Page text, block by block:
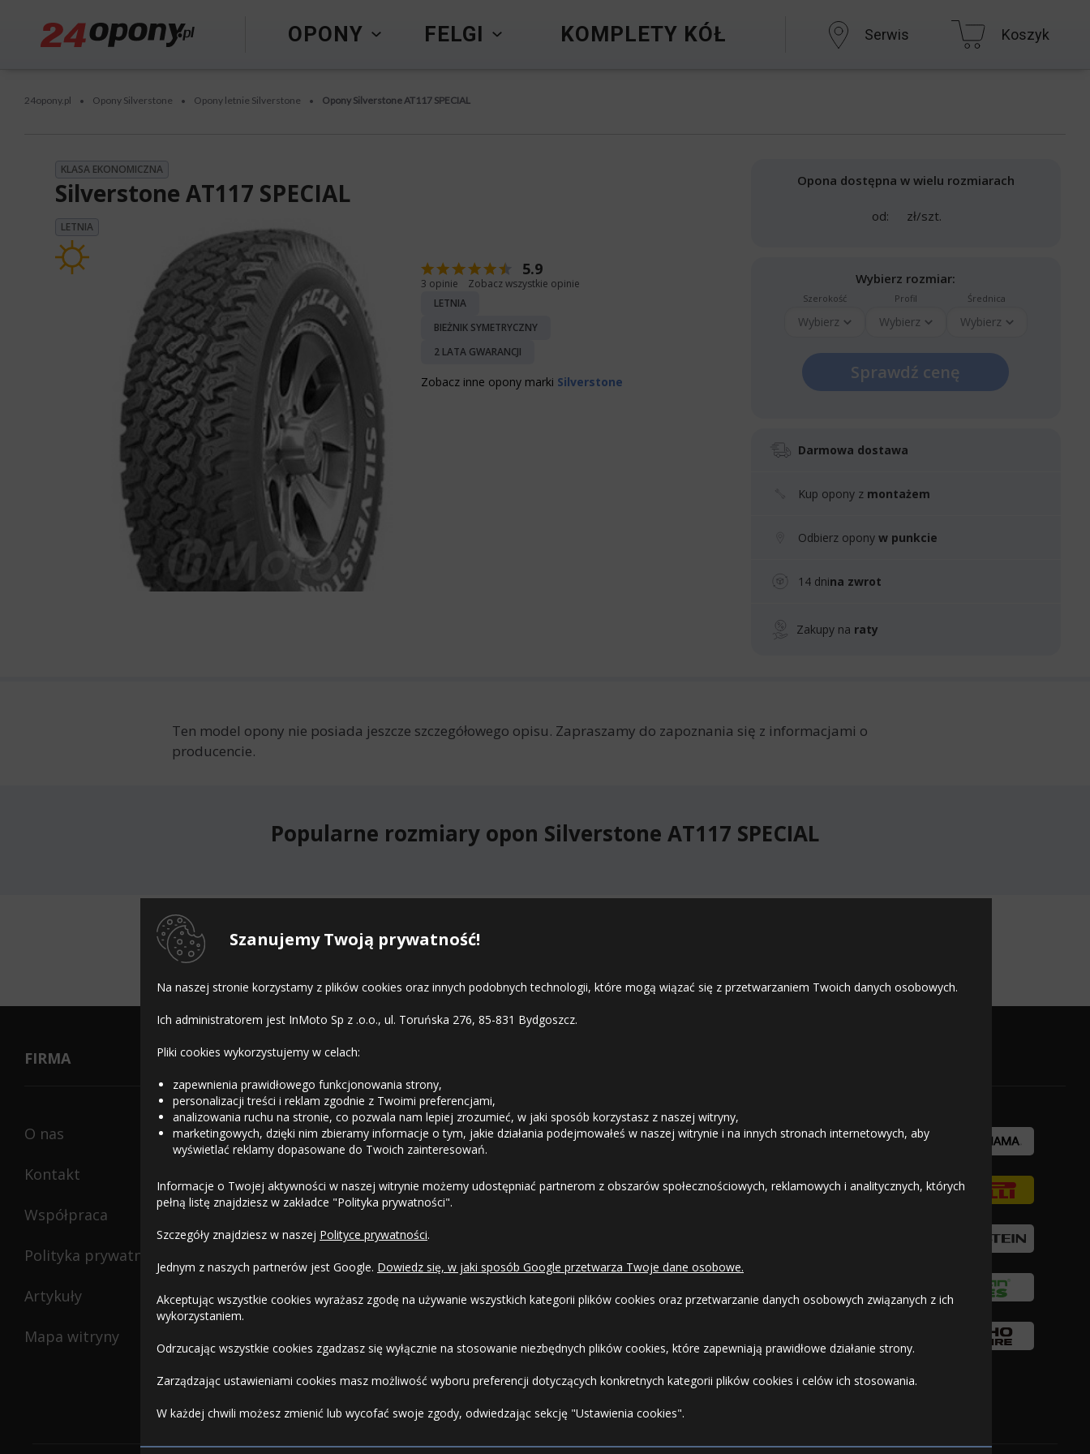
Szanujemy Twoją prywatność!
Na naszej stronie korzystamy z plików cookies oraz innych podobnych technologii, które mogą wiązać się z przetwarzaniem Twoich danych osobowych.
Ich administratorem jest InMoto Sp z .o.o., ul. Toruńska 276, 85-831 Bydgoszcz.
Pliki cookies wykorzystujemy w celach:
zapewnienia prawidłowego funkcjonowania strony,
personalizacji treści i reklam zgodnie z Twoimi preferencjami,
analizowania ruchu na stronie, co pozwala nam lepiej zrozumieć, w jaki sposób korzystasz z naszej witryny,
marketingowych, dzięki nim zbieramy informacje o tym, jakie działania podejmowałeś w naszej witrynie i na innych stronach internetowych, aby
wyświetlać reklamy dopasowane do Twoich zainteresowań.
Informacje o Twojej aktywności w naszej witrynie możemy udostępniać partnerom z obszarów społecznościowych, reklamowych i analitycznych, których
pełną listę znajdziesz w zakładce "Polityka prywatności".
Szczegóły znajdziesz w naszej Polityce prywatności.
Jednym z naszych partnerów jest Google. Dowiedz się, w jaki sposób Google przetwarza Twoje dane osobowe.
Akceptując wszystkie cookies wyrażasz zgodę na używanie wszystkich kategorii plików cookies oraz przetwarzanie danych osobowych związanych z ich
wykorzystaniem.
Odrzucając wszystkie cookies zgadzasz się wyłącznie na stosowanie niezbędnych plików cookies, które zapewniają prawidłowe działanie strony.
Zarządzając ustawieniami cookies masz możliwość wyboru preferencji dotyczących konkretnych kategorii plików cookies i celów ich stosowania.
W każdej chwili możesz zmienić lub wycofać swoje zgody, odwiedzając sekcję "Ustawienia cookies".
OPONY FELGI KOMPLETY KÓŁ Serwis Koszyk
24opony.pl • Opony Silverstone • Opony letnie Silverstone • Opony Silverstone AT117 SPECIAL
KLASA EKONOMICZNA
Silverstone AT117 SPECIAL
LETNIA
Opona dostępna w wielu rozmiarach
od: zł/szt.
Wybierz rozmiar:
Szerokość
Wybierz
Profil
Wybierz
Średnica
Wybierz
Sprawdź cenę
Darmowa dostawa
Kup opony z montażem
Odbierz opony w punkcie
14 dnina zwrot
Zakupy na raty
5.9
3 opinie
Zobacz wszystkie opinie
LETNIA
BIEŻNIK SYMETRYCZNY
2 LATA GWARANCJI
Zobacz inne opony marki Silverstone
Ten model opony nie posiada jeszcze szczegółowego opisu. Zapraszamy do zapoznania się z informacjami o
producencie.
Popularne rozmiary opon Silverstone AT117 SPECIAL
Dostępne rozmiary opon Silverstone AT117 SPECIAL
FIRMA
O nas
Kontakt
Współpraca
Polityka prywatności
Artykuły
Mapa witryny
Odstąpienie od umowy
Dlaczego warto kupić w 24opony.pl
Raty
FAQ